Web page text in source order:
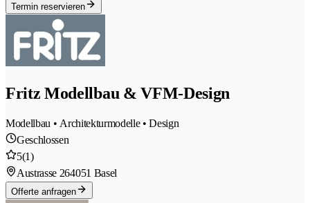
Termin reservieren
Fritz Modellbau & VFM-Design
Modellbau • Architekturmodelle • Design
Geschlossen
5(1)
Austrasse 264051 Basel
Offerte anfragen